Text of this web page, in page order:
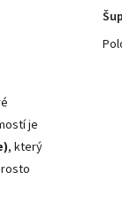
je
, který